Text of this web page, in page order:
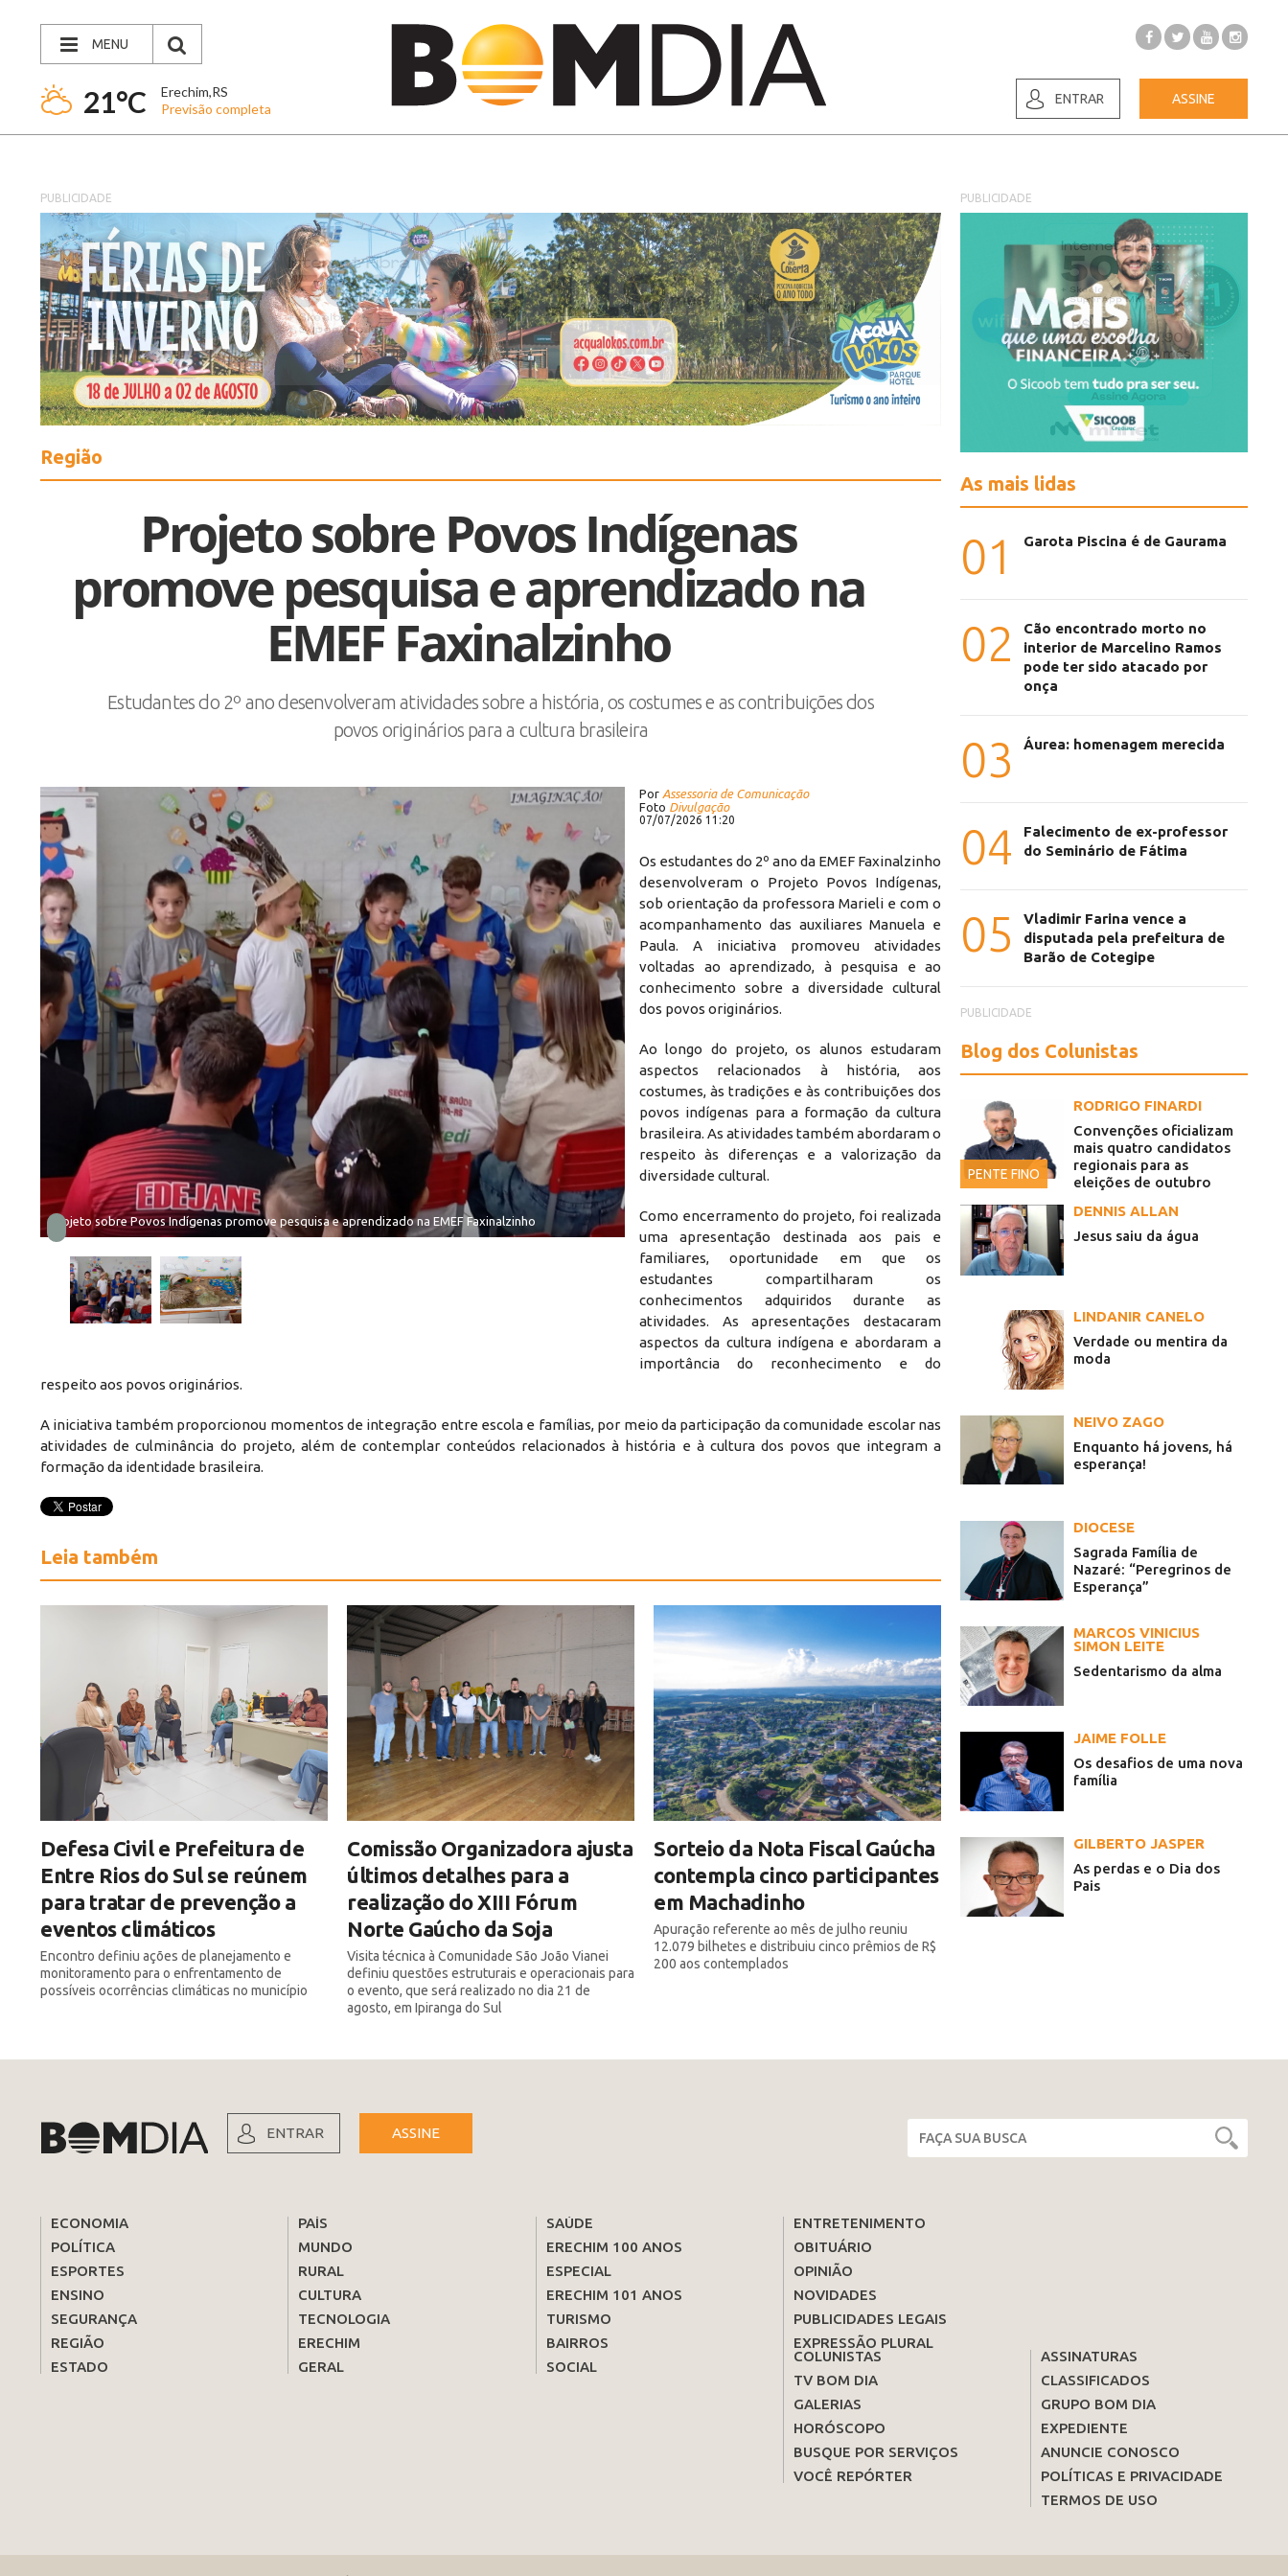
MENU
21°C
Erechim,RS
Previsão completa
ENTRAR ASSINE
PUBLICIDADE
Região
Projeto sobre Povos Indígenas
promove pesquisa e aprendizado na
EMEF Faxinalzinho
Estudantes do 2º ano desenvolveram atividades sobre a história, os costumes e as contribuições dos
povos originários para a cultura brasileira
Projeto sobre Povos Indígenas promove pesquisa e aprendizado na EMEF Faxinalzinho
Estudantes do 2º ano desenvolveram atividades sobre a história, os costumes e as contribuições dos
p
Por Assessoria de Comunicação
Foto Divulgação
07/07/2026 11:20
Os estudantes do 2º ano da EMEF Faxinalzinho
desenvolveram o Projeto Povos Indígenas,
sob orientação da professora Marieli e com o
acompanhamento das auxiliares Manuela e
Paula. A iniciativa promoveu atividades
voltadas ao aprendizado, à pesquisa e ao
conhecimento sobre a diversidade cultural
dos povos originários.
Ao longo do projeto, os alunos estudaram
aspectos relacionados à história, aos
costumes, às tradições e às contribuições dos
povos indígenas para a formação da cultura
brasileira. As atividades também abordaram o
respeito às diferenças e a valorização da
diversidade cultural.
Como encerramento do projeto, foi realizada
uma apresentação destinada aos pais e
familiares, oportunidade em que os
estudantes compartilharam os
conhecimentos adquiridos durante as
atividades. As apresentações destacaram
aspectos da cultura indígena e abordaram a
importância do reconhecimento e do
respeito aos povos originários.
A iniciativa também proporcionou momentos de integração entre escola e famílias, por meio da participação da comunidade escolar nas
atividades de culminância do projeto, além de contemplar conteúdos relacionados à história e à cultura dos povos que integram a
formação da identidade brasileira.
Leia também
Defesa Civil e Prefeitura de
Entre Rios do Sul se reúnem
para tratar de prevenção a
eventos climáticos
Encontro definiu ações de planejamento e
monitoramento para o enfrentamento de
possíveis ocorrências climáticas no município
Comissão Organizadora ajusta
últimos detalhes para a
realização do XIII Fórum
Norte Gaúcho da Soja
Visita técnica à Comunidade São João Vianei
definiu questões estruturais e operacionais para
o evento, que será realizado no dia 21 de
agosto, em Ipiranga do Sul
Sorteio da Nota Fiscal Gaúcha
contempla cinco participantes
em Machadinho
Apuração referente ao mês de julho reuniu
12.079 bilhetes e distribuiu cinco prêmios de R$
200 aos contemplados
PUBLICIDADE
As mais lidas
01 Garota Piscina é de Gaurama
02
Cão encontrado morto no
interior de Marcelino Ramos
pode ter sido atacado por
onça
03 Áurea: homenagem merecida
04
Falecimento de ex-professor
do Seminário de Fátima
05
Vladimir Farina vence a
disputada pela prefeitura de
Barão de Cotegipe
PUBLICIDADE
Blog dos Colunistas
PENTE FINO
RODRIGO FINARDI
Convenções oficializam
mais quatro candidatos
regionais para as
eleições de outubro
DENNIS ALLAN
Jesus saiu da água
LINDANIR CANELO
Verdade ou mentira da
moda
NEIVO ZAGO
Enquanto há jovens, há
esperança!
DIOCESE
Sagrada Família de
Nazaré: “Peregrinos de
Esperança”
MARCOS VINICIUS
SIMON LEITE
Sedentarismo da alma
JAIME FOLLE
Os desafios de uma nova
família
GILBERTO JASPER
As perdas e o Dia dos
Pais
ENTRAR ASSINE
ECONOMIA
POLÍTICA
ESPORTES
ENSINO
SEGURANÇA
REGIÃO
ESTADO
PAÍS
MUNDO
RURAL
CULTURA
TECNOLOGIA
ERECHIM
GERAL
SAÚDE
ERECHIM 100 ANOS
ESPECIAL
ERECHIM 101 ANOS
TURISMO
BAIRROS
SOCIAL
ENTRETENIMENTO
OBITUÁRIO
OPINIÃO
NOVIDADES
PUBLICIDADES LEGAIS
EXPRESSÃO PLURAL
COLUNISTAS
TV BOM DIA
GALERIAS
HORÓSCOPO
BUSQUE POR SERVIÇOS
VOCÊ REPÓRTER
ASSINATURAS
CLASSIFICADOS
GRUPO BOM DIA
EXPEDIENTE
ANUNCIE CONOSCO
POLÍTICAS E PRIVACIDADE
TERMOS DE USO